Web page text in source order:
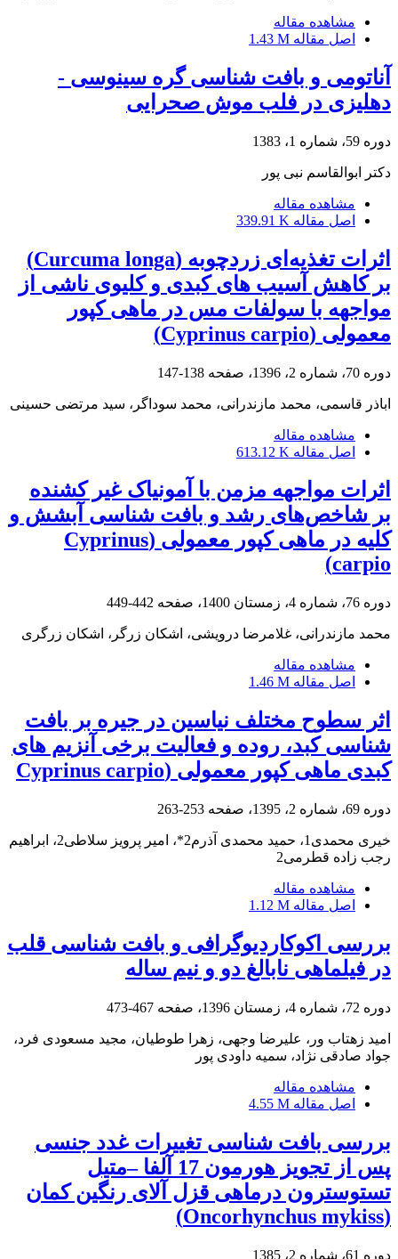
مشاهده مقاله
اصل مقاله 1.43 M
آناتومی و بافت شناسی گره سینوسی -
دهلیزی در فلب موش صحرایی
دوره 59، شماره 1، 1383
دکتر ابوالقاسم نبی پور
مشاهده مقاله
اصل مقاله 339.91 K
اثرات تغذیه‌ای زردچوبه (Curcuma longa)
بر کاهش آسیب های کبدی و کلیوی ناشی از
مواجهه با سولفات مس در ماهی کپور
معمولی (Cyprinus carpio)
دوره 70، شماره 2، 1396، صفحه 138-147
اباذر قاسمی، محمد مازندرانی، محمد سوداگر، سید مرتضی حسینی
مشاهده مقاله
اصل مقاله 613.12 K
اثرات مواجهه مزمن با آمونیاک غیر کشنده
بر شاخص‌های رشد و بافت شناسی آبشش و
کلیه در ماهی کپور معمولی (Cyprinus
carpio)
دوره 76، شماره 4، زمستان 1400، صفحه 442-449
محمد مازندرانی، غلامرضا درویشی، اشکان زرگر، اشکان زرگری
مشاهده مقاله
اصل مقاله 1.46 M
اثر سطوح مختلف نیاسین در جیره بر بافت
شناسی کبد، روده و فعالیت برخی آنزیم های
کبدی ماهی کپور معمولی (Cyprinus carpio
دوره 69، شماره 2، 1395، صفحه 253-263
خیری محمدی1، حمید محمدی آذرم2*، امیر پرویز سلاطی2، ابراهیم
رجب زاده قطرمی2
مشاهده مقاله
اصل مقاله 1.12 M
بررسی اکوکاردیوگرافی و بافت شناسی قلب
در فیلماهی نابالغ دو و نیم ساله
دوره 72، شماره 4، زمستان 1396، صفحه 467-473
امید زهتاب ور، علیرضا وجهی، زهرا طوطیان، مجید مسعودی فرد،
جواد صادقی نژاد، سمیه داودی پور
مشاهده مقاله
اصل مقاله 4.55 M
بررسی بافت شناسی تغییرات غدد جنسی
پس از تجویز هورمون 17 آلفا –متیل
تستوسترون درماهی قزل آلای رنگین کمان
(Oncorhynchus mykiss)
دوره 61، شماره 2، 1385